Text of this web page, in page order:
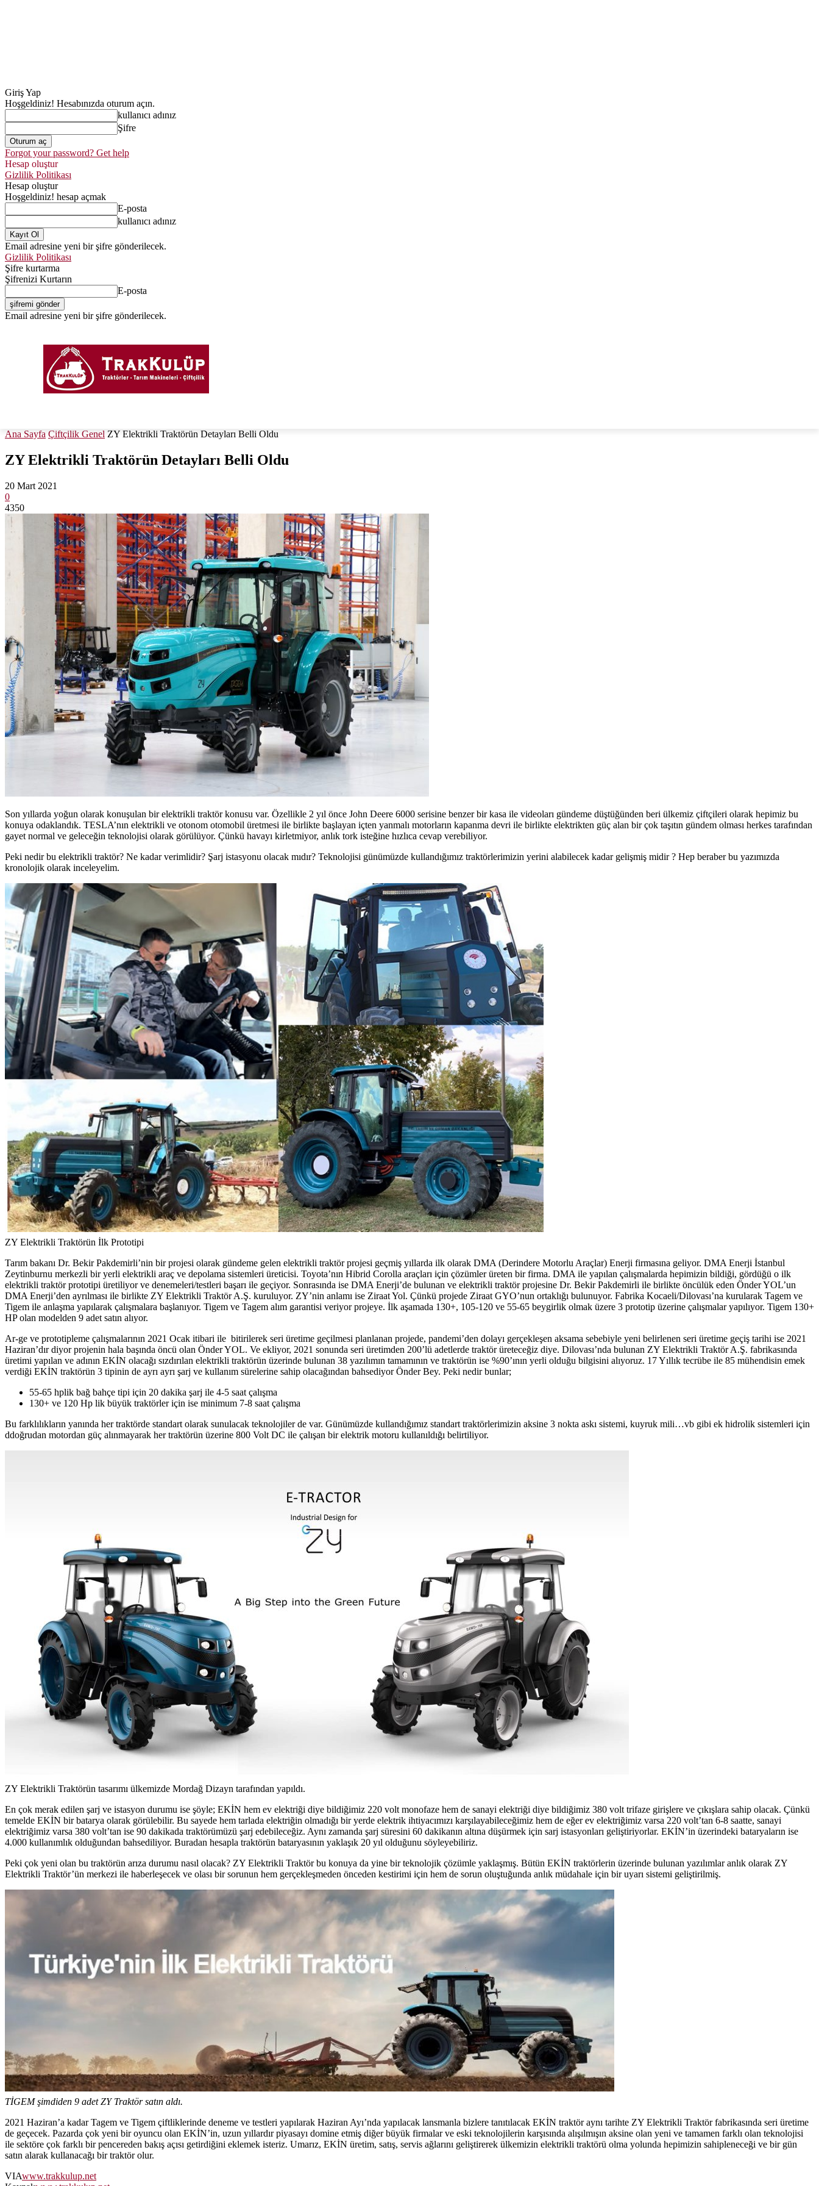
Giriş Yap
Hoşgeldiniz! Hesabınızda oturum açın.
kullanıcı adınız
Şifre
Forgot your password? Get help
Hesap oluştur
Gizlilik Politikası
Hesap oluştur
Hoşgeldiniz! hesap açmak
E-posta
kullanıcı adınız
Email adresine yeni bir şifre gönderilecek.
Gizlilik Politikası
Şifre kurtarma
Şifrenizi Kurtarın
E-posta
Email adresine yeni bir şifre gönderilecek.
Ana Sayfa Çiftçilik Genel ZY Elektrikli Traktörün Detayları Belli Oldu
ZY Elektrikli Traktörün Detayları Belli Oldu
20 Mart 2021
0
4350
Son yıllarda yoğun olarak konuşulan bir elektrikli traktör konusu var. Özellikle 2 yıl önce John Deere 6000 serisine benzer bir kasa ile videoları gündeme düştüğünden beri ülkemiz çiftçileri olarak hepimiz bu
konuya odaklandık. TESLA’nın elektrikli ve otonom otomobil üretmesi ile birlikte başlayan içten yanmalı motorların kapanma devri ile birlikte elektrikten güç alan bir çok taşıtın gündem olması herkes tarafından
gayet normal ve geleceğin teknolojisi olarak görülüyor. Çünkü havayı kirletmiyor, anlık tork isteğine hızlıca cevap verebiliyor.
Peki nedir bu elektrikli traktör? Ne kadar verimlidir? Şarj istasyonu olacak mıdır? Teknolojisi günümüzde kullandığımız traktörlerimizin yerini alabilecek kadar gelişmiş midir ? Hep beraber bu yazımızda
kronolojik olarak inceleyelim.
ZY Elektrikli Traktörün İlk Prototipi
Tarım bakanı Dr. Bekir Pakdemirli’nin bir projesi olarak gündeme gelen elektrikli traktör projesi geçmiş yıllarda ilk olarak DMA (Derindere Motorlu Araçlar) Enerji firmasına geliyor. DMA Enerji İstanbul
Zeytinburnu merkezli bir yerli elektrikli araç ve depolama sistemleri üreticisi. Toyota’nın Hibrid Corolla araçları için çözümler üreten bir firma. DMA ile yapılan çalışmalarda hepimizin bildiği, gördüğü o ilk
elektrikli traktör prototipi üretiliyor ve denemeleri/testleri başarı ile geçiyor. Sonrasında ise DMA Enerji’de bulunan ve elektrikli traktör projesine Dr. Bekir Pakdemirli ile birlikte öncülük eden Önder YOL’un
DMA Enerji’den ayrılması ile birlikte ZY Elektrikli Traktör A.Ş. kuruluyor. ZY’nin anlamı ise Ziraat Yol. Çünkü projede Ziraat GYO’nun ortaklığı bulunuyor. Fabrika Kocaeli/Dilovası’na kurularak Tagem ve
Tigem ile anlaşma yapılarak çalışmalara başlanıyor. Tigem ve Tagem alım garantisi veriyor projeye. İlk aşamada 130+, 105-120 ve 55-65 beygirlik olmak üzere 3 prototip üzerine çalışmalar yapılıyor. Tigem 130+
HP olan modelden 9 adet satın alıyor.
Ar-ge ve prototipleme çalışmalarının 2021 Ocak itibari ile bitirilerek seri üretime geçilmesi planlanan projede, pandemi’den dolayı gerçekleşen aksama sebebiyle yeni belirlenen seri üretime geçiş tarihi ise 2021
Haziran’dır diyor projenin hala başında öncü olan Önder YOL. Ve ekliyor, 2021 sonunda seri üretimden 200’lü adetlerde traktör üreteceğiz diye. Dilovası’nda bulunan ZY Elektrikli Traktör A.Ş. fabrikasında
üretimi yapılan ve adının EKİN olacağı sızdırılan elektrikli traktörün üzerinde bulunan 38 yazılımın tamamının ve traktörün ise %90’ının yerli olduğu bilgisini alıyoruz. 17 Yıllık tecrübe ile 85 mühendisin emek
verdiği EKİN traktörün 3 tipinin de ayrı ayrı şarj ve kullanım sürelerine sahip olacağından bahsediyor Önder Bey. Peki nedir bunlar;
55-65 hplik bağ bahçe tipi için 20 dakika şarj ile 4-5 saat çalışma
130+ ve 120 Hp lik büyük traktörler için ise minimum 7-8 saat çalışma
Bu farklılıkların yanında her traktörde standart olarak sunulacak teknolojiler de var. Günümüzde kullandığımız standart traktörlerimizin aksine 3 nokta askı sistemi, kuyruk mili…vb gibi ek hidrolik sistemleri için
ddoğrudan motordan güç alınmayarak her traktörün üzerine 800 Volt DC ile çalışan bir elektrik motoru kullanıldığı belirtiliyor.
ZY Elektrikli Traktörün tasarımı ülkemizde Mordağ Dizayn tarafından yapıldı.
En çok merak edilen şarj ve istasyon durumu ise şöyle; EKİN hem ev elektriği diye bildiğimiz 220 volt monofaze hem de sanayi elektriği diye bildiğimiz 380 volt trifaze girişlere ve çıkışlara sahip olacak. Çünkü
temelde EKİN bir batarya olarak görülebilir. Bu sayede hem tarlada elektriğin olmadığı bir yerde elektrik ihtiyacımızı karşılayabileceğimiz hem de eğer ev elektriğimiz varsa 220 volt’tan 6-8 saatte, sanayi
elektriğimiz varsa 380 volt’tan ise 90 dakikada traktörümüzü şarj edebileceğiz. Aynı zamanda şarj süresini 60 dakikanın altına düşürmek için sarj istasyonları geliştiriyorlar. EKİN’in üzerindeki bataryaların ise
4.000 kullanımlık olduğundan bahsediliyor. Buradan hesapla traktörün bataryasının yaklaşık 20 yıl olduğunu söyleyebiliriz.
Peki çok yeni olan bu traktörün arıza durumu nasıl olacak? ZY Elektrikli Traktör bu konuya da yine bir teknolojik çözümle yaklaşmış. Bütün EKİN traktörlerin üzerinde bulunan yazılımlar anlık olarak ZY
Elektrikli Traktör’ün merkezi ile haberleşecek ve olası bir sorunun hem gerçekleşmeden önceden kestirimi için hem de sorun oluştuğunda anlık müdahale için bir uyarı sistemi geliştirilmiş.
TİGEM şimdiden 9 adet ZY Traktör satın aldı.
2021 Haziran’a kadar Tagem ve Tigem çiftliklerinde deneme ve testleri yapılarak Haziran Ayı’nda yapılacak lansmanla bizlere tanıtılacak EKİN traktör aynı tarihte ZY Elektrikli Traktör fabrikasında seri üretime
de geçecek. Pazarda çok yeni bir oyuncu olan EKİN’in, uzun yıllardır piyasayı domine etmiş diğer büyük firmalar ve eski teknolojilerin karşısında alışılmışın aksine olan yeni ve tamamen farklı olan teknolojisi
ile sektöre çok farklı bir pencereden bakış açısı getirdiğini eklemek isteriz. Umarız, EKİN üretim, satış, servis ağlarını geliştirerek ülkemizin elektrikli traktörü olma yolunda hepimizin sahipleneceği ve bir gün
satın alarak kullanacağı bir traktör olur.
VIAwww.trakkulup.net